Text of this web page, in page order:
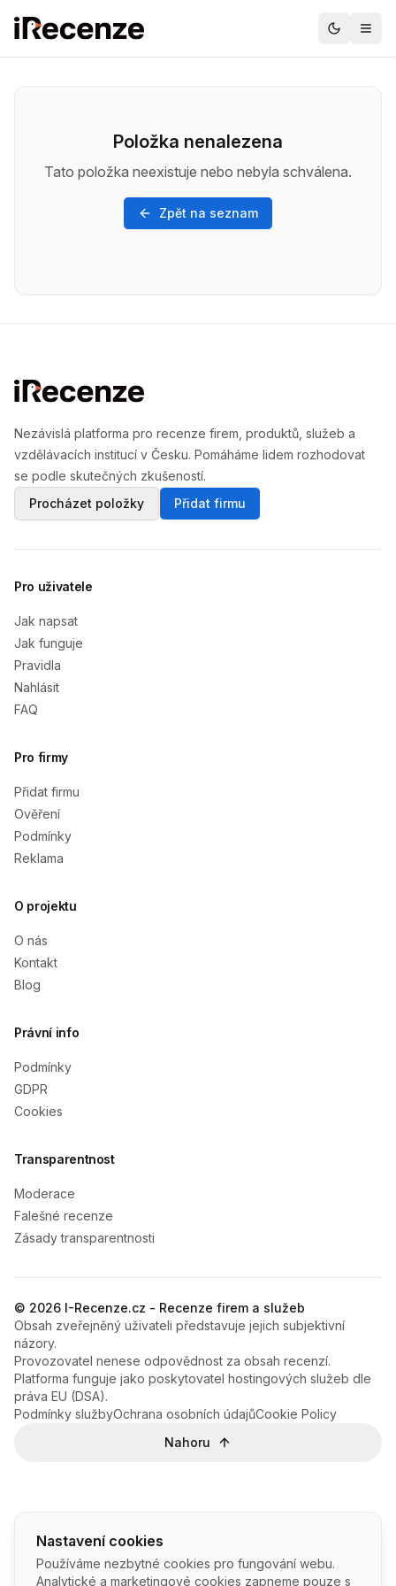
Položka nenalezena
Tato položka neexistuje nebo nebyla schválena.
Zpět na seznam
Nastavení cookies
Používáme nezbytné cookies pro fungování webu.
Analytické a marketingové cookies zapneme pouze s
Nezávislá platforma pro recenze firem, produktů, služeb a
vzdělávacích institucí v Česku. Pomáháme lidem rozhodovat
se podle skutečných zkušeností.
Procházet položky
Přidat firmu
Pro uživatele
Jak napsat
Jak funguje
Pravidla
Nahlásit
FAQ
Pro firmy
Přidat firmu
Ověření
Podmínky
Reklama
O projektu
O nás
Kontakt
Blog
Právní info
Podmínky
GDPR
Cookies
Transparentnost
Moderace
Falešné recenze
Zásady transparentnosti
© 2026 I-Recenze.cz - Recenze firem a služeb
Obsah zveřejněný uživateli představuje jejich subjektivní
názory.
Provozovatel nenese odpovědnost za obsah recenzí.
Platforma funguje jako poskytovatel hostingových služeb dle
práva EU (DSA).
Podmínky službyOchrana osobních údajůCookie Policy
Nahoru